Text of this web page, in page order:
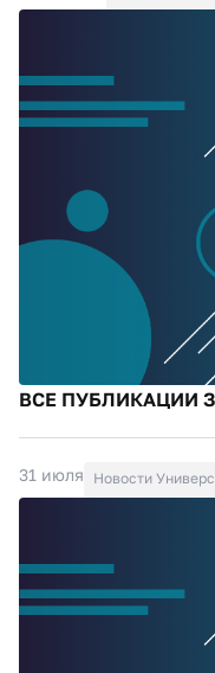
ВСЕ ПУБЛИКАЦИИ
31 июля Новости